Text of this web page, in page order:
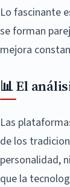
Lo fascinante
se forman
mejora
📊 El
Las
de los
personalidad,
que la